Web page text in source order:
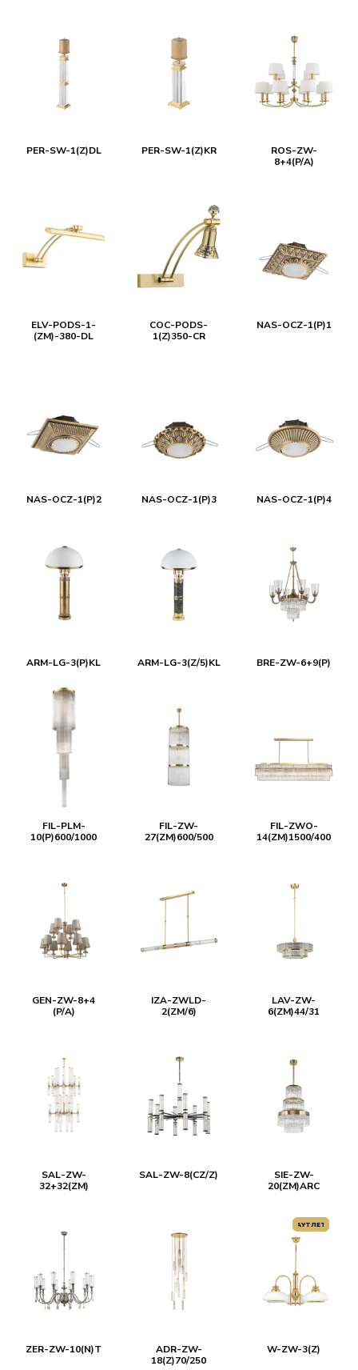
PER-SW-1(Z)DL PER-SW-1(Z)KR
ROS-ZW-
8+4(P/A)
ELV-PODS-1-
(ZM)-380-DL
COC-PODS-
1(Z)350-CR
NAS-OCZ-1(P)1
NAS-OCZ-1(P)2 NAS-OCZ-1(P)3 NAS-OCZ-1(P)4
ARM-LG-3(P)KL ARM-LG-3(Z/5)KL BRE-ZW-6+9(P)
FIL-PLM-
10(P)600/1000
FIL-ZW-
27(ZM)600/500
FIL-ZWO-
14(ZM)1500/400
GEN-ZW-8+4
(P/A)
IZA-ZWLD-
2(ZM/6)
LAV-ZW-
6(ZM)44/31
SAL-ZW-
32+32(ZM)
SAL-ZW-8(CZ/Z)
SIE-ZW-
20(ZM)ARC
ZER-ZW-10(N)T
ADR-ZW-
18(Z)70/250
АУТЛЕТ
W-ZW-3(Z)